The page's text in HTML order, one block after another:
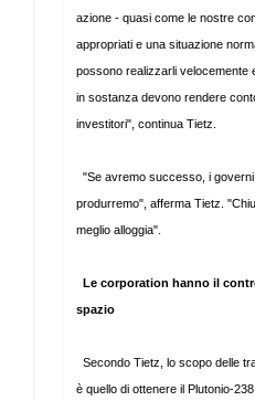
azione - quasi come le nostre
appropriati e una situazione
possono realizzarli velocemente
in sostanza devono rendere
investitori", continua Tietz.
"Se avremo successo, i
produrremo", afferma Tietz.
meglio alloggia".
Le corporation hanno il
spazio
Secondo Tietz, lo scopo delle
è quello di ottenere il Plutonio-